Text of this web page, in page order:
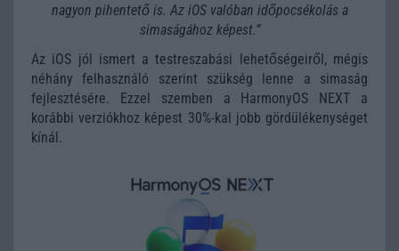
nagyon pihentető is. Az iOS valóban időpocsékolás a
simaságához képest.”
Az iOS jól ismert a testreszabási lehetőségeiről, mégis
néhány felhasználó szerint szükség lenne a simaság
fejlesztésére. Ezzel szemben a HarmonyOS NEXT a
korábbi verziókhoz képest 30%-kal jobb gördülékenységet
kínál.